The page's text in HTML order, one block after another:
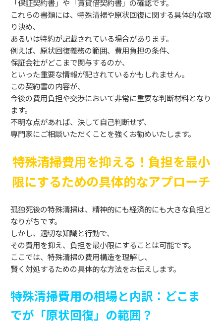
「保証契約書」や「賃貸借契約書」の確認です。
これらの書類には、特殊清掃や原状回復に関する具体的な取
り決め、
あるいは特約が記載されている場合があります。
例えば、原状回復義務の範囲、費用負担の条件、
保証会社がどこまで関与するのか、
といった重要な情報が記されているかもしれません。
この契約書の内容が、
今後の費用負担や交渉において非常に重要な判断材料となり
ます。
不明な点があれば、決して自己判断せず、
専門家にご相談いただくことを強くお勧めいたします。
特殊清掃費用を抑える！負担を最小
限にするための具体的なアプローチ
孤独死後の特殊清掃は、精神的にも経済的にも大きな負担と
なりがちです。
しかし、適切な知識と行動で、
その費用を抑え、負担を最小限にすることは可能です。
ここでは、特殊清掃の費用構造を理解し、
賢く対処するための具体的な方法をお伝えします。
特殊清掃費用の相場と内訳：どこま
でが「原状回復」の範囲？